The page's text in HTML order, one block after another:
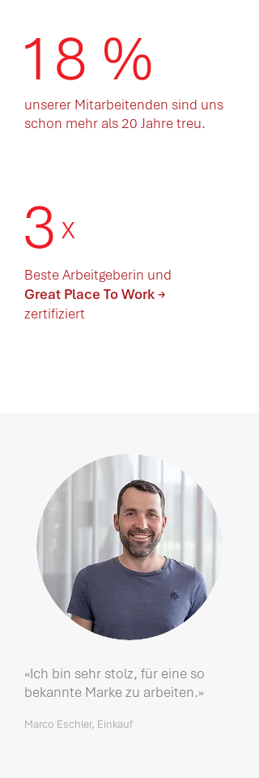
18 %
unserer Mitarbeitenden sind uns
schon mehr als 20 Jahre treu.
3 x
Beste Arbeitgeberin und
Great Place To Work →
zertifiziert
«Ich bin sehr stolz, für eine so
bekannte Marke zu arbeiten.»
Marco Eschler, Einkauf